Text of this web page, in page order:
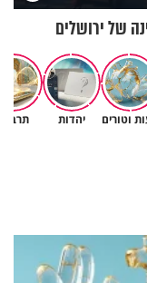
של ירושלים
וטורים יהדות
הקשים ביותר בחיים